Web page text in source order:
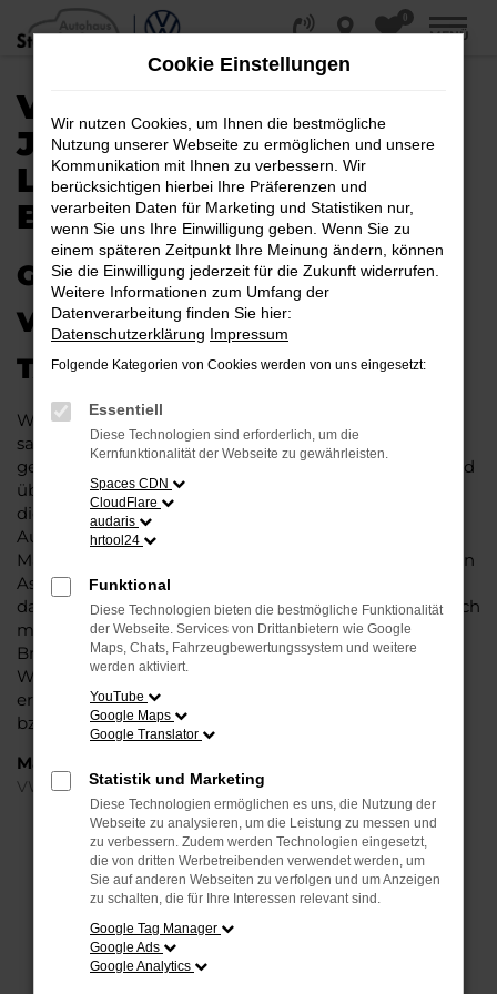
Zum
Hauptinhalt
0
MENÜ
VW TAIGO
JAHRESWAGEN |
LIEFERSERVICE NACH
BREMEN
GAS GEBEN IN BREMEN –
VIELLEICHT BALD IM VW
TAIGO JAHRESWAGEN
Wer Argumente für einen VW Taigo Jahreswagen
sammelt, wird schnell fündig. Das Fahrzeug ist wie
geschaffen für Fahrten in Bremen und Umgebung und
überzeugt durch seine erstklassige Verarbeitung und
die Liebe zum Detail. Hinzu kommt, dass in puncto
Ausstattung in dieser Fahrzeugklasse regelrecht
Maßstäbe gesetzt werden, was sich vor allem in Sachen
Assistenzsysteme und Sicherheit widerspiegelt. Und
dann ist da noch das Design, dass Kenner sprichwörtlich
mit der Zunge schnalzen lässt. In kurzen Worten: für
Bremen ist eijn VW Taigo Jahreswagen eine perfekte
Wahl, alldieweil Sie gegenüber einem Neuwagen
erheblich an Geld sparen und einen soliden Nachlass
bzw. Rabatt erhalten.
Marken
VW
FEHLER: NETWORK ERROR
Beim Laden ist ein Fehler aufgetreten.
Überprüfe deine Firewall und deine
Cookie Einstellungen
Wir nutzen Cookies, um Ihnen die bestmögliche
Nutzung unserer Webseite zu ermöglichen und unsere
Kommunikation mit Ihnen zu verbessern. Wir
berücksichtigen hierbei Ihre Präferenzen und
verarbeiten Daten für Marketing und Statistiken nur,
wenn Sie uns Ihre Einwilligung geben. Wenn Sie zu
einem späteren Zeitpunkt Ihre Meinung ändern, können
Sie die Einwilligung jederzeit für die Zukunft widerrufen.
Weitere Informationen zum Umfang der
Datenverarbeitung finden Sie hier:
Datenschutzerklärung Impressum
Folgende Kategorien von Cookies werden von uns eingesetzt:
Essentiell
Diese Technologien sind erforderlich, um die
Kernfunktionalität der Webseite zu gewährleisten.
Spaces CDN
CloudFlare
audaris
hrtool24
Funktional
Diese Technologien bieten die bestmögliche Funktionalität
der Webseite. Services von Drittanbietern wie Google
Maps, Chats, Fahrzeugbewertungssystem und weitere
werden aktiviert.
YouTube
Google Maps
Google Translator
Statistik und Marketing
Diese Technologien ermöglichen es uns, die Nutzung der
Webseite zu analysieren, um die Leistung zu messen und
zu verbessern. Zudem werden Technologien eingesetzt,
die von dritten Werbetreibenden verwendet werden, um
Sie auf anderen Webseiten zu verfolgen und um Anzeigen
zu schalten, die für Ihre Interessen relevant sind.
Google Tag Manager
Google Ads
Google Analytics